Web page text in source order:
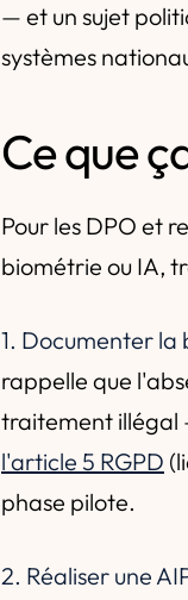
— et un sujet
systèmes
Ce que
Pour les DPO et
biométrie ou IA,
1. Documenter
rappelle que
traitement illégal
l'article 5 RGPD
phase pilote.
2. Réaliser une